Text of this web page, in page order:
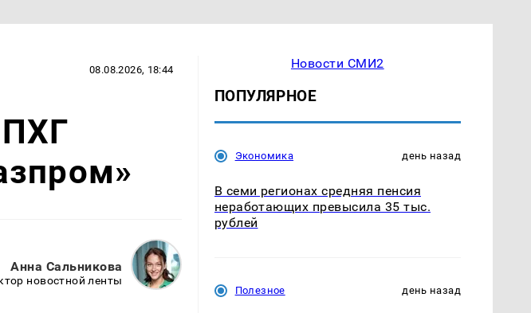
08.08.2026, 18:44
Анна Сальникова
новостной ленты
Новости СМИ2
ПОПУЛЯРНОЕ
Экономика день назад
В семи регионах средняя пенсия
неработающих превысила 35 тыс.
рублей
Полезное день назад